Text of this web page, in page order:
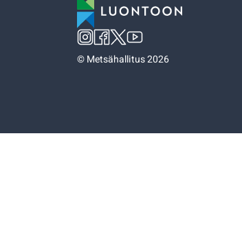
©Metsähallitus 2026